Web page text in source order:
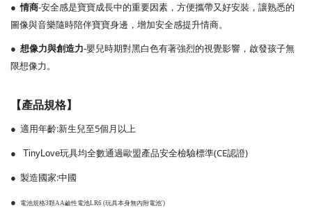
● 情商-安全感是寶寶成長中的重要因素，方便攜帶又好安裝，讓熟悉的
圖像與音樂隨時陪伴寶寶身邊，增加安全感提升情商。
● 想像力與創造力-嬰兒時期對黑白色有著強烈的視覺影響，啟發孩子無
限想像力。
【產品規格】
● 適用年齡:新生兒至5個月以上
● TinyLove玩具均全數通過歐盟產品安全檢驗標準(CE認證)
● 製造國家:中國
● 電池規格3顆AA鹼性電池LR6 (玩具本身無內附電池')